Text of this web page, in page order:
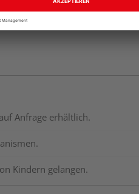
Anfrage erhältlich.
Kindern gelangen.